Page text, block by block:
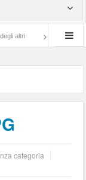
Lotta di classe… tra
categoria